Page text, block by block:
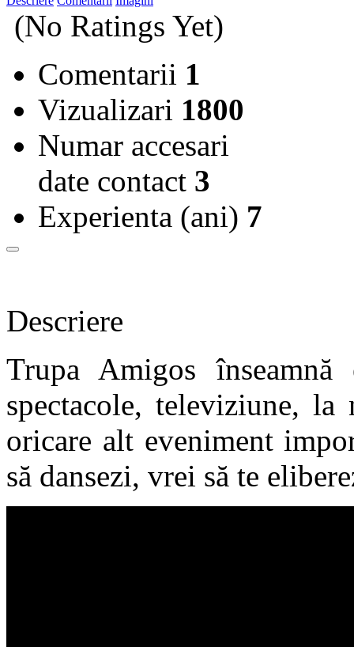
(No Ratings Yet)
Comentarii 1
Vizualizari 1800
Numar accesari
date contact 3
Experienta (ani) 7
Descriere
Trupa Amigos
spectacole, televiziune,
oricare alt eveniment
să dansezi, vrei să te